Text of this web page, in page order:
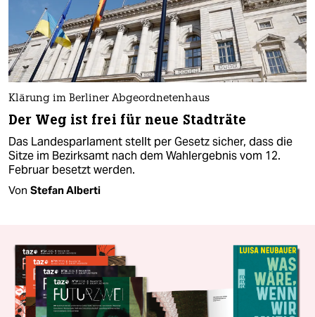
Klärung im Berliner Abgeordnetenhaus
Der Weg ist frei für neue Stadträte
Das Landesparlament stellt per Gesetz sicher, dass die
Sitze im Bezirksamt nach dem Wahlergebnis vom 12.
Februar besetzt werden.
Von Stefan Alberti